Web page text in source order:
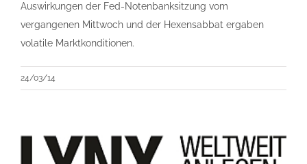
Auswirkungen der Fed-Notenbanksitzung vom
vergangenen Mittwoch und der Hexensabbat ergaben
volatile Marktkonditionen.
24/03/14